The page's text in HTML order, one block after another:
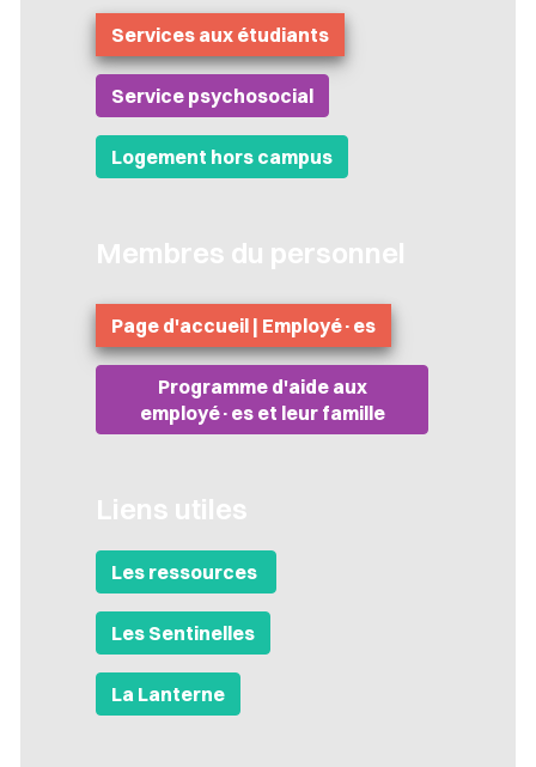
Services aux étudiants
Service psychosocial
Logement hors campus
Membres du personnel
Page d'accueil | Employé·es
Programme d'aide aux
employé·es et leur famille
Liens utiles
Les ressources
Les Sentinelles
La Lanterne